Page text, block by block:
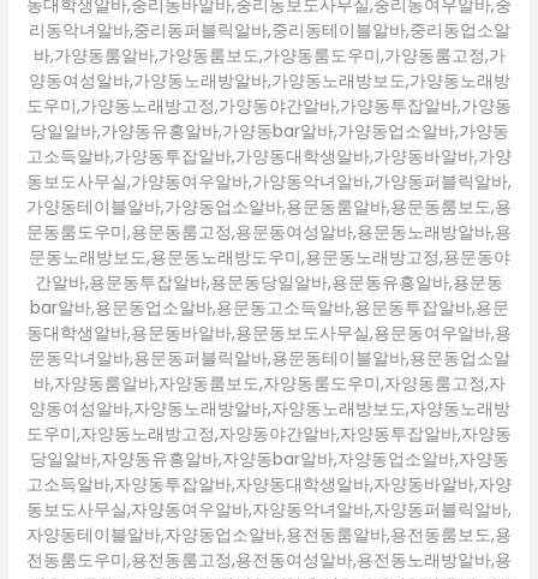
동대학생알바,중리동바알바,중리동보도사무실,중리동여우알바,중
리동악녀알바,중리동퍼블릭알바,중리동테이블알바,중리동업소알
바,가양동룸알바,가양동룸보도,가양동룸도우미,가양동룸고정,가
양동여성알바,가양동노래방알바,가양동노래방보도,가양동노래방
도우미,가양동노래방고정,가양동야간알바,가양동투잡알바,가양동
당일알바,가양동유흥알바,가양동bar알바,가양동업소알바,가양동
고소득알바,가양동투잡알바,가양동대학생알바,가양동바알바,가양
동보도사무실,가양동여우알바,가양동악녀알바,가양동퍼블릭알바,
가양동테이블알바,가양동업소알바,용문동룸알바,용문동룸보도,용
문동룸도우미,용문동룸고정,용문동여성알바,용문동노래방알바,용
문동노래방보도,용문동노래방도우미,용문동노래방고정,용문동야
간알바,용문동투잡알바,용문동당일알바,용문동유흥알바,용문동
bar알바,용문동업소알바,용문동고소득알바,용문동투잡알바,용문
동대학생알바,용문동바알바,용문동보도사무실,용문동여우알바,용
문동악녀알바,용문동퍼블릭알바,용문동테이블알바,용문동업소알
바,자양동룸알바,자양동룸보도,자양동룸도우미,자양동룸고정,자
양동여성알바,자양동노래방알바,자양동노래방보도,자양동노래방
도우미,자양동노래방고정,자양동야간알바,자양동투잡알바,자양동
당일알바,자양동유흥알바,자양동bar알바,자양동업소알바,자양동
고소득알바,자양동투잡알바,자양동대학생알바,자양동바알바,자양
동보도사무실,자양동여우알바,자양동악녀알바,자양동퍼블릭알바,
자양동테이블알바,자양동업소알바,용전동룸알바,용전동룸보도,용
전동룸도우미,용전동룸고정,용전동여성알바,용전동노래방알바,용